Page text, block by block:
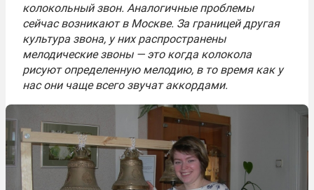
колокольный звон. Аналогичные проблемы
сейчас возникают в Москве. За границей другая
культура звона, у них распространены
мелодические звоны — это когда колокола
рисуют определенную мелодию, в то время как у
нас они чаще всего звучат аккордами.